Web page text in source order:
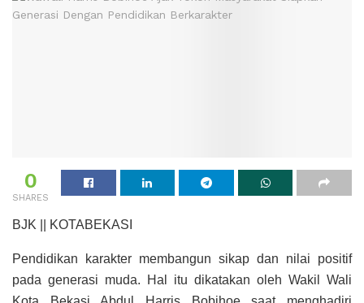
0
SHARES
BJK || KOTABEKASI
Pendidikan karakter membangun sikap dan nilai positif
pada generasi muda. Hal itu dikatakan oleh Wakil Wali